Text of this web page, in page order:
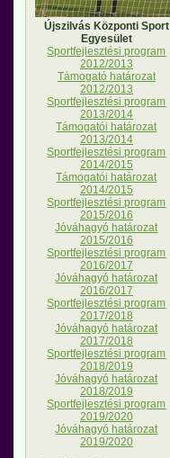
Újszilvás Központi Sport
Egyesület
Sportfejlesztési program
2012/2013
Támogató határozat
2012/2013
Sportfejlesztési program
2013/2014
Támogatói határozat
2013/2014
Sportfejlesztési program
2014/2015
Támogatói határozat
2014/2015
Sportfejlesztési program
2015/2016
Jóváhagyó határozat
2015/2016
Sportfejlesztési program
2016/2017
Jóváhagyó határozat
2016/2017
Sportfejlesztési program
2017/2018
Jóváhagyó határozat
2017/2018
Sportfejlesztési program
2018/2019
Jóváhagyó határozat
2018/2019
Sportfejlesztési program
2019/2020
Jóváhagyó határozat
2019/2020